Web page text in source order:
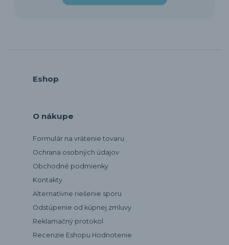
Eshop
O nákupe
Formulár na vrátenie tovaru
Ochrana osobných údajov
Obchodné podmienky
Kontakty
Alternatívne riešenie sporu
Odstúpenie od kúpnej zmluvy
Reklamačný protokol
Recenzie Eshopu Hodnotenie